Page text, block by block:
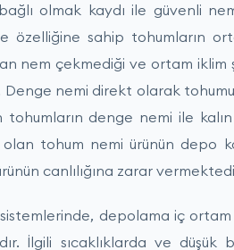
olmak kaydı ile güvenli
özelliğine sahip tohumların
nem çekmediği ve ortam iklim
nemi direkt olarak
denge nemi ile
tohum nemi ürünün depo
canlılığına zarar
depolama iç ortam
İlgili sıcaklıklarda ve düşük